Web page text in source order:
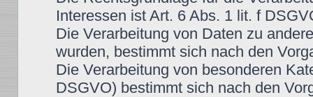
Interessen ist Art. 6 Abs. 1 lit. f
Die Verarbeitung von Daten zu
wurden, bestimmt sich nach den
Die Verarbeitung von besonderen
DSGVO) bestimmt sich nach den